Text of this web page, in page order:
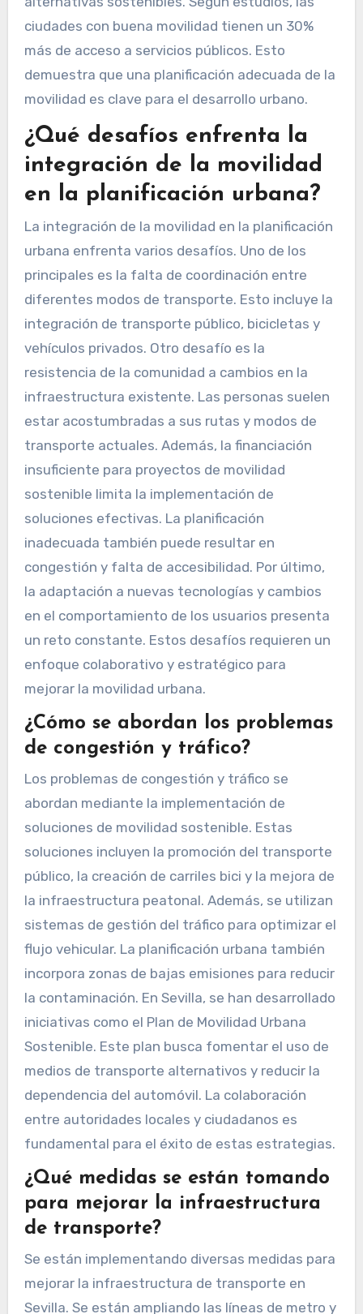
ciudades con buena movilidad tienen un 30%
más de acceso a servicios públicos. Esto
demuestra que una planificación adecuada de la
movilidad es clave para el desarrollo urbano.
¿Qué desafíos enfrenta la
integración de la movilidad
en la planificación urbana?
La integración de la movilidad en la planificación
urbana enfrenta varios desafíos. Uno de los
principales es la falta de coordinación entre
diferentes modos de transporte. Esto incluye la
integración de transporte público, bicicletas y
vehículos privados. Otro desafío es la
resistencia de la comunidad a cambios en la
infraestructura existente. Las personas suelen
estar acostumbradas a sus rutas y modos de
transporte actuales. Además, la financiación
insuficiente para proyectos de movilidad
sostenible limita la implementación de
soluciones efectivas. La planificación
inadecuada también puede resultar en
congestión y falta de accesibilidad. Por último,
la adaptación a nuevas tecnologías y cambios
en el comportamiento de los usuarios presenta
un reto constante. Estos desafíos requieren un
enfoque colaborativo y estratégico para
mejorar la movilidad urbana.
¿Cómo se abordan los problemas
de congestión y tráfico?
Los problemas de congestión y tráfico se
abordan mediante la implementación de
soluciones de movilidad sostenible. Estas
soluciones incluyen la promoción del transporte
público, la creación de carriles bici y la mejora de
la infraestructura peatonal. Además, se utilizan
sistemas de gestión del tráfico para optimizar el
flujo vehicular. La planificación urbana también
incorpora zonas de bajas emisiones para reducir
la contaminación. En Sevilla, se han desarrollado
iniciativas como el Plan de Movilidad Urbana
Sostenible. Este plan busca fomentar el uso de
medios de transporte alternativos y reducir la
dependencia del automóvil. La colaboración
entre autoridades locales y ciudadanos es
fundamental para el éxito de estas estrategias.
¿Qué medidas se están tomando
para mejorar la infraestructura
de transporte?
Se están implementando diversas medidas para
mejorar la infraestructura de transporte en
Sevilla. Se están ampliando las líneas de metro y